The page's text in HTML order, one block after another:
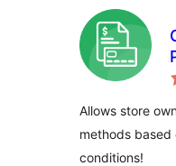
Allows store
methods based
conditions!